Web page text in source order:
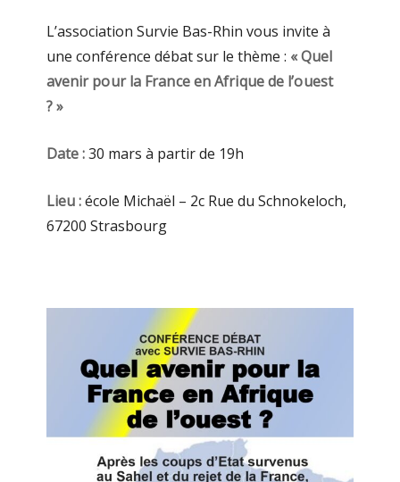
L’association Survie Bas-Rhin vous invite à
une conférence débat sur le thème : « Quel
avenir pour la France en Afrique de l’ouest
? »
Date :30 mars à partir de 19h
Lieu :école Michaël – 2c Rue du Schnokeloch,
67200 Strasbourg